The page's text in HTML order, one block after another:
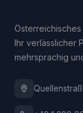
Österreichisches
Ihr verlässlicher
mehrsprachig